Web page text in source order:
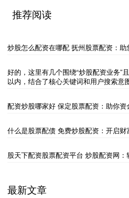
推荐阅读
炒股怎么配资在哪配 抚州股票配资：
好的，这里有几个围绕“炒股配资业务”
以内，结合了核心关键词和用户搜索意
配资炒股哪家好 保定股票配资：助你
什么是股票配债 免费炒股配资：开启财
股天下配资股票配资平台 炒股配资网
最新文章